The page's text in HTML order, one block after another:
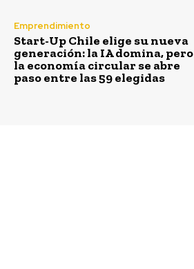
Emprendimiento
Start-Up Chile elige su nueva
generación: la IA domina, pero
la economía circular se abre
paso entre las 59 elegidas